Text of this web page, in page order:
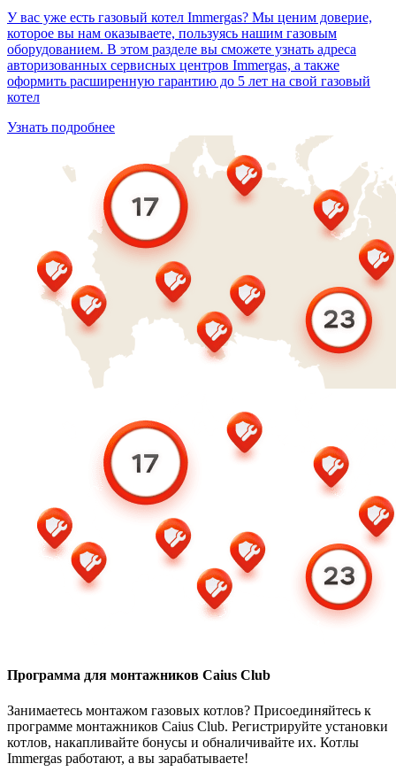
У вас уже есть газовый котел Immergas? Мы ценим доверие,
которое вы нам оказываете, пользуясь нашим газовым
оборудованием. В этом разделе вы сможете узнать адреса
авторизованных сервисных центров Immergas, а также
оформить расширенную гарантию до 5 лет на свой газовый
котел
Узнать подробнее
Программа для монтажников Caius Club
Занимаетесь монтажом газовых котлов? Присоединяйтесь к
программе монтажников Caius Club. Регистрируйте установки
котлов, накапливайте бонусы и обналичивайте их. Котлы
Immergas работают, а вы зарабатываете!